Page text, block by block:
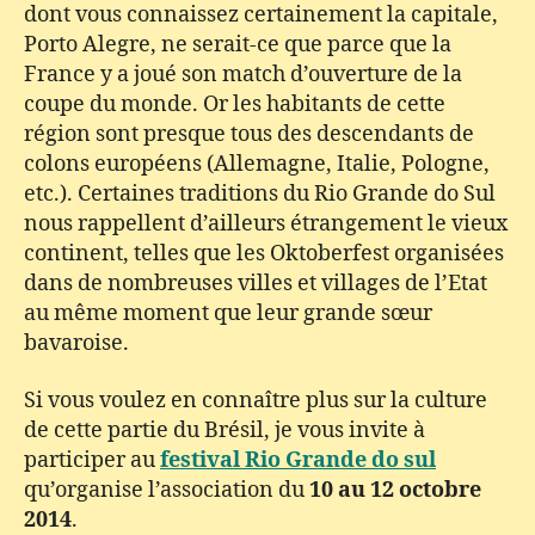
dont vous connaissez certainement la capitale,
Porto Alegre, ne serait-ce que parce que la
France y a joué son match d’ouverture de la
coupe du monde. Or les habitants de cette
région sont presque tous des descendants de
colons européens (Allemagne, Italie, Pologne,
etc.). Certaines traditions du Rio Grande do Sul
nous rappellent d’ailleurs étrangement le vieux
continent, telles que les Oktoberfest organisées
dans de nombreuses villes et villages de l’Etat
au même moment que leur grande sœur
bavaroise.
Si vous voulez en connaître plus sur la culture
de cette partie du Brésil, je vous invite à
participer aufestival Rio Grande do sul
qu’organise l’association du10 au 12 octobre
2014.